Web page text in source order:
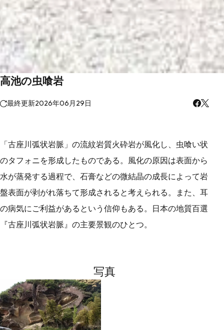
高池の虫喰岩
最終更新2026年06月29日
「古座川弧状岩脈」の流紋岩質火砕岩が風化し、虫喰い状
のタフォニを形成したものである。風化の原因は表面から
水が蒸発する過程で、石膏などの微結晶の成長によって岩
盤表面が剥がれ落ちて形成されると考えられる。また、耳
の病気にご利益があるという信仰もある。日本の地質百選
『古座川弧状岩脈』の主要景観のひとつ。
写真